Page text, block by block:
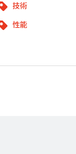
技術
性能